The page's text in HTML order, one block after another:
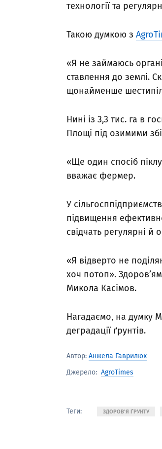
технології та
Такою думкою з
«Я не займаюсь
ставлення до землі.
щонайменше
Нині із 3,3 тис. га в
Площі під озимими
«Ще один спосіб
вважає фермер.
У
підвищення
свідчать регулярні й
«Я відверто не
хоч потоп».
Микола Касімов.
Нагадаємо, на думку
деградації ґрунтів.
Автор: Анжела Гаврилюк
Джерело: AgroTimes
Теги: ЗДОРОВ'Я ҐРУНТУ